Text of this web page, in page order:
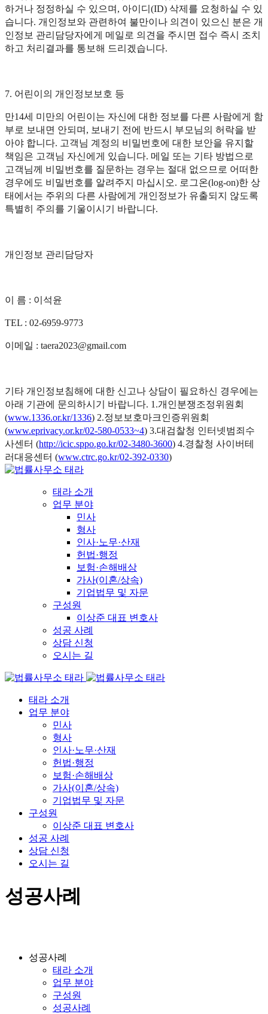
하거나 정정하실 수 있으며, 아이디(ID) 삭제를 요청하실 수 있
습니다. 개인정보와 관련하여 불만이나 의견이 있으신 분은 개
인정보 관리담당자에게 메일로 의견을 주시면 접수 즉시 조치
하고 처리결과를 통보해 드리겠습니다.
7. 어린이의 개인정보보호 등
만14세 미만의 어린이는 자신에 대한 정보를 다른 사람에게 함
부로 보내면 안되며, 보내기 전에 반드시 부모님의 허락을 받
아야 합니다. 고객님 계정의 비밀번호에 대한 보안을 유지할
책임은 고객님 자신에게 있습니다. 메일 또는 기타 방법으로
고객님께 비밀번호를 질문하는 경우는 절대 없으므로 어떠한
경우에도 비밀번호를 알려주지 마십시오. 로그온(log-on)한 상
태에서는 주위의 다른 사람에게 개인정보가 유출되지 않도록
특별히 주의를 기울이시기 바랍니다.
개인정보 관리담당자
이 름 : 이석윤
TEL : 02-6959-9773
이메일 : taera2023@gmail.com
기타 개인정보침해에 대한 신고나 상담이 필요하신 경우에는
아래 기관에 문의하시기 바랍니다. 1.개인분쟁조정위원회
(www.1336.or.kr/1336) 2.정보보호마크인증위원회
(www.eprivacy.or.kr/02-580-0533~4) 3.대검찰청 인터넷범죄수
사센터 (http://icic.sppo.go.kr/02-3480-3600) 4.경찰청 사이버테
러대응센터 (www.ctrc.go.kr/02-392-0330)
태라 소개
업무 분야
민사
형사
인사·노무·산재
헌법·행정
보험·손해배상
가사(이혼/상속)
기업법무 및 자문
구성원
이상준 대표 변호사
성공 사례
상담 신청
오시는 길
태라 소개
업무 분야
민사
형사
인사·노무·산재
헌법·행정
보험·손해배상
가사(이혼/상속)
기업법무 및 자문
구성원
이상준 대표 변호사
성공 사례
상담 신청
오시는 길
성공사례
성공사례
태라 소개
업무 분야
구성원
성공사례